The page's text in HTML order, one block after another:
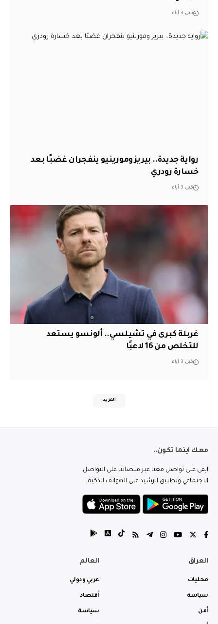
قبل 3 أيام
رواية جديدة.. بيريز ومورينيو ينفجران غضبًا بعد
خسارة رودري
قبل 3 أيام
غربلة كبرى في تشيلسي.. ألونسو يستعد
للتخلص من 16 لاعبًا
قبل 3 أيام
المزيد
معك اينما تكون..
ابقى على تواصل معنا عبر منصاتنا على التواصل
الاجتماعي وتطبيق الرشيد على الهواتف الذكية.
العراق
محليات
سياسة
أمن
العالم
عربي ودولي
أقتصاد
سياسة